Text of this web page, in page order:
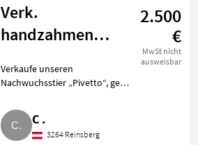
Verk.
handzahmen
BIO
2.500
€
MwSt nicht
ausweisbar
Verkaufe unseren
Nachwuchsstier „Pivetto“, geb.
handzahm, halfterführig und an
den Elektrozaun gewöhnt. Nur
an guten Platz und BIO. Vat
C .
3264 Reinsberg